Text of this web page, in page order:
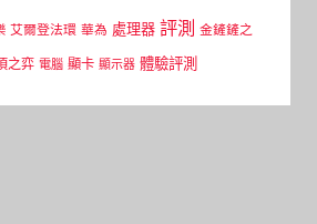
艾爾登法環 華為 處理器 評測 金鏟鏟之
之弈 電腦 顯卡 顯示器 體驗評測